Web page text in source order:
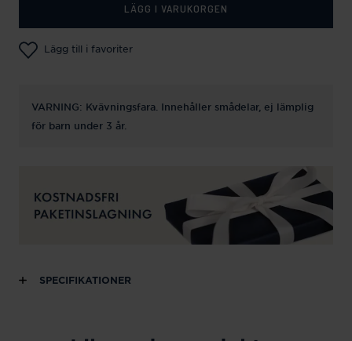
LÄGG I VARUKORGEN
Lägg till i favoriter
VARNING: Kvävningsfara. Innehåller smådelar, ej lämplig
för barn under 3 år.
SPECIFIKATIONER